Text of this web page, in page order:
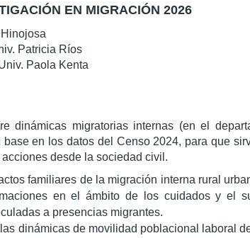
EN MIGRACIÓN 2026
Patricia Ríos
Paola Kenta
dinámicas migratorias internas (en el
en los datos del Censo 2024, para que
desde la sociedad civil.
familiares de la migración interna rural
en el ámbito de los cuidados y el
a presencias migrantes.
dinámicas de movilidad poblacional laboral